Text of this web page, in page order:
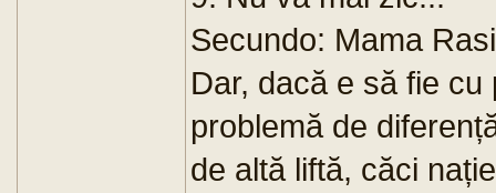
Secundo: Mama
Dar, dacă e să fie
problemă de
de altă liftă, căci